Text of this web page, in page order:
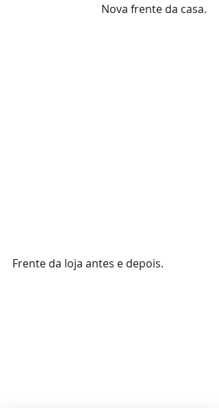
Nova frente da casa.
Frente da loja antes e depois.